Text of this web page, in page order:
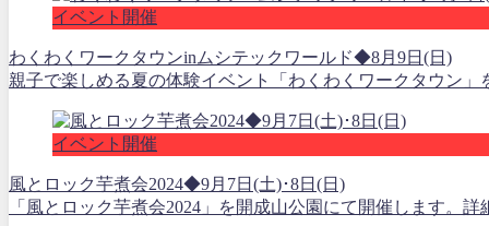
イベント開催
わくわくワークタウンinムシテックワールド◆8月9日(日)
親子で楽しめる夏の体験イベント「わくわくワークタウン
イベント開催
風とロック芋煮会2024◆9月7日(土)･8日(日)
「風とロック芋煮会2024」を開成山公園にて開催します。詳